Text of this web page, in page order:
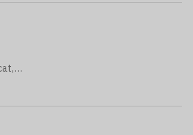
2 boeuf au fromage